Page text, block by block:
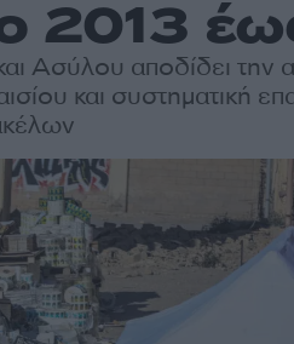
2013
Ασύλου αποδίδει την
και συστηματική